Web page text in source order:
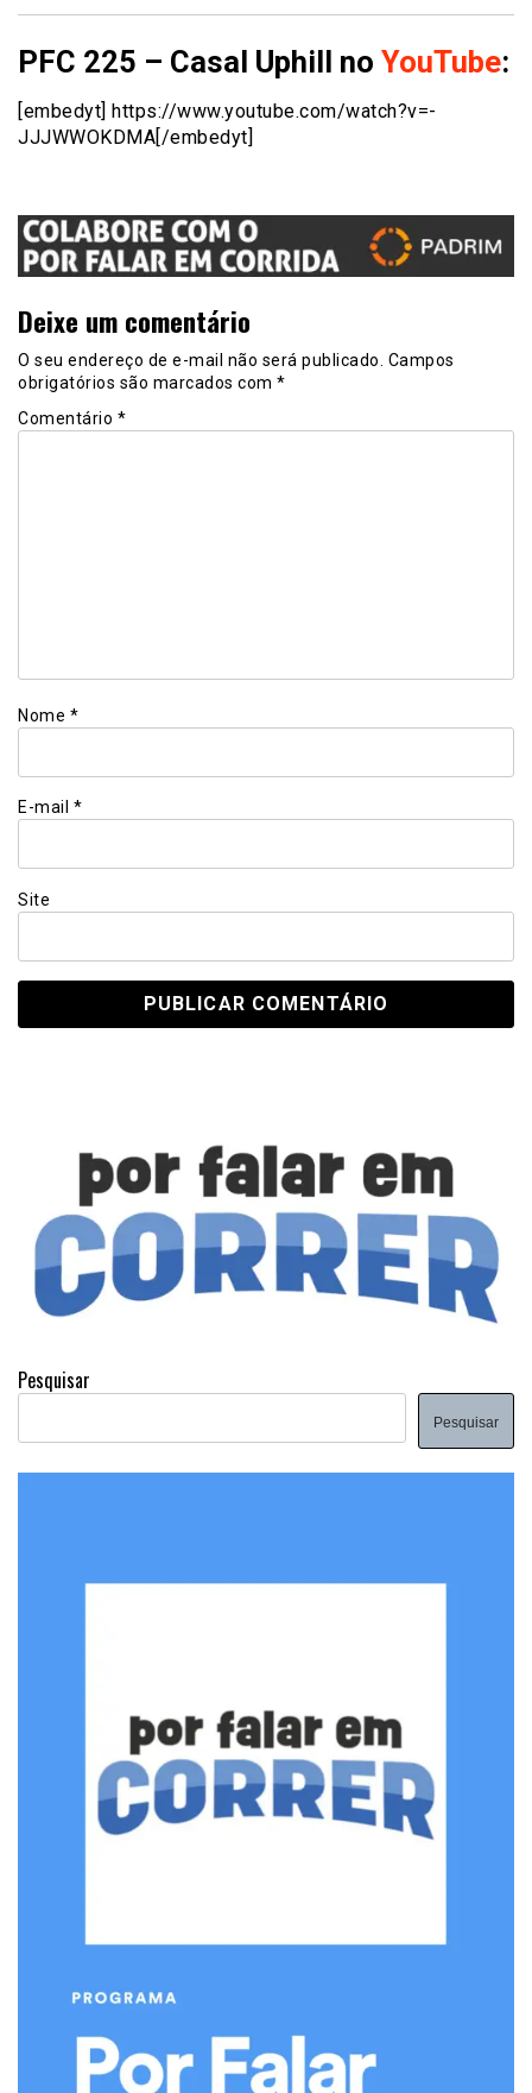
PFC 225 – Casal Uphill no YouTube:
[embedyt] https://www.youtube.com/watch?v=-
JJJWWOKDMA[/embedyt]
Deixe um comentário
O seu endereço de e-mail não será publicado. Campos
obrigatórios são marcados com *
Comentário *
Nome *
E-mail *
Site
Pesquisar
Pesquisar